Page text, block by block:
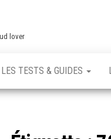
lover
LES TESTS & GUIDES